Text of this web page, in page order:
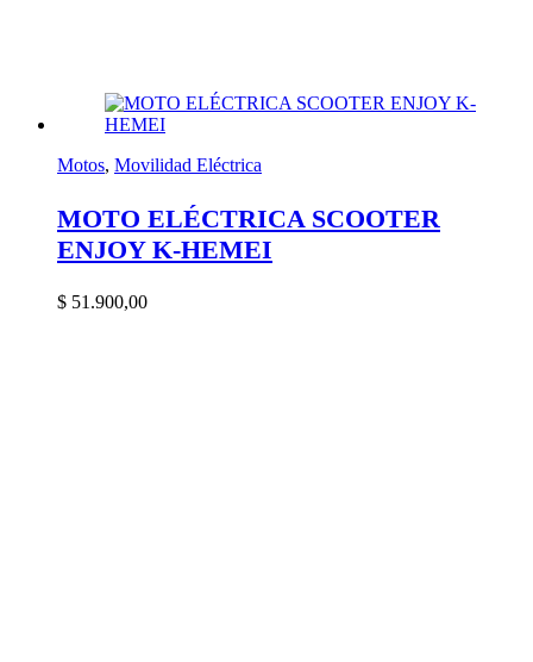
Motos, Movilidad Eléctrica
MOTO ELÉCTRICA SCOOTER
ENJOY K-HEMEI
$ 51.900,00